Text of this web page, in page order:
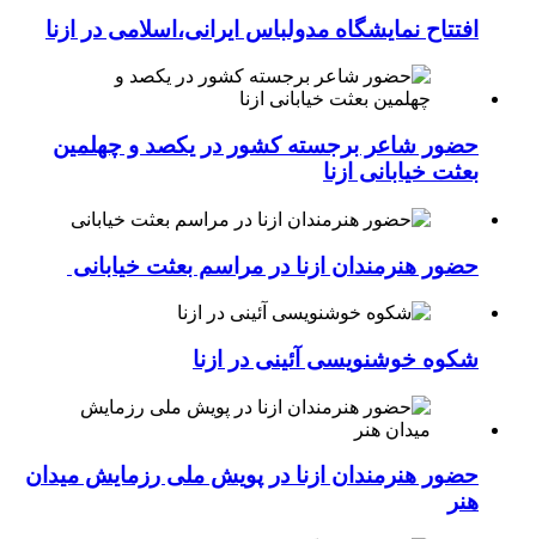
افتتاح نمایشگاه مدولباس ایرانی،اسلامی در ازنا
حضور شاعر برجسته کشور در یکصد و چهلمین
بعثت خیابانی ازنا
حضور هنرمندان ازنا در مراسم بعثت خیابانی
شکوه خوشنویسی آئینی در ازنا
حضور هنرمندان ازنا در پویش ملی رزمایش میدان
هنر